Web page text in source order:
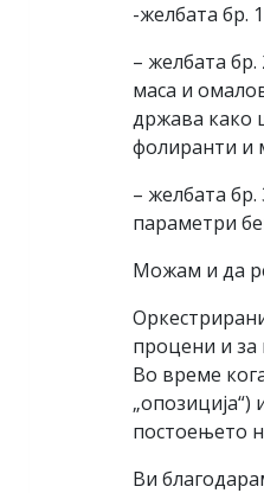
-желбата бр.
– желбата
маса и
држава како
фолиранти и
– желбата
параметри
Можам и да
процени и за
Во време
постоењето
Ви